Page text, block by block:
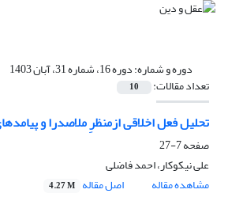
دوره و شماره:دوره 16، شماره 31، آبان 1403
تعداد مقالات: 10
تحلیل فعل اخلاقی ازمنظرِ ملاصدرا و
صفحه7-27
علی نیکوکار، احمد فاضلی
مشاهده مقاله
اصل مقاله 4.27 M